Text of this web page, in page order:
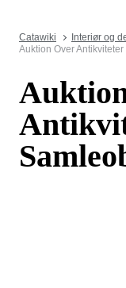
Catawiki Interiør og
Auktion Over